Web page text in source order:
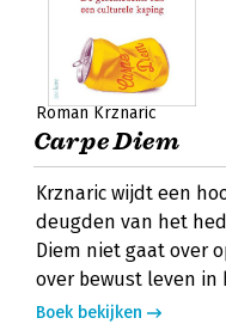
Roman Krznaric
Carpe Diem
Krznaric wijdt een
deugden van het
Diem niet gaat over
over bewust leven in
Boek bekijken